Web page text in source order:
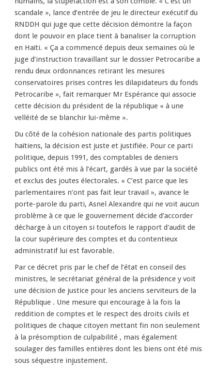
scandale », lance d’entrée de jeu le directeur exécutif du
RNDDH qui juge que cette décision démontre la façon
dont le pouvoir en place tient à banaliser la corruption
en Haïti. « Ça a commencé depuis deux semaines où le
juge d’instruction travaillant sur le dossier Petrocaribe a
rendu deux ordonnances retirant les mesures
conservatoires prises contres les dilapidateurs du fonds
Petrocaribe », fait remarquer Mr Espérance qui associe
cette décision du président de la république « à une
velléité de se blanchir lui-même ».
Du côté de la cohésion nationale des partis politiques
haïtiens, la décision est juste et justifiée. Pour ce parti
politique, depuis 1991, des comptables de deniers
publics ont été mis à l’écart, gardés à vue par la société
et exclus des joutes électorales. « C’est parce que les
parlementaires n’ont pas fait leur travail », avance le
porte-parole du parti, Asnel Alexandre qui ne voit aucun
problème à ce que le gouvernement décide d’accorder
décharge à un citoyen si toutefois le rapport d'audit de
la cour supérieure des comptes et du contentieux
administratif lui est favorable.
Par ce décret pris par le chef de l’état en conseil des
ministres, le secrétariat général de la présidence y voit
une décision de justice pour les anciens serviteurs de la
République . Une mesure qui encourage à la fois la
reddition de comptes et le respect des droits civils et
politiques de chaque citoyen mettant fin non seulement
à la présomption de culpabilité , mais également
soulager des familles entières dont les biens ont été mis
sous séquestre injustement.